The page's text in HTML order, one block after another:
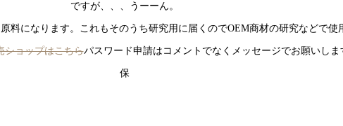
ですが、、、うーーん。
料になります。これもそのうち研究用に届くのでOEM商材の研究などで使
ショップはこちらパスワード申請はコメントでなくメッセージでお願いしま
保